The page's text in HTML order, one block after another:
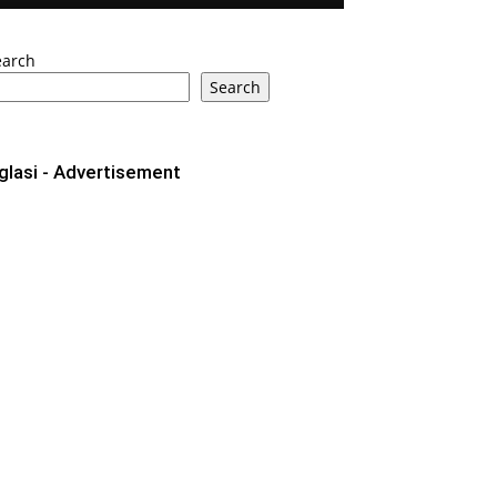
Search
- Advertisement